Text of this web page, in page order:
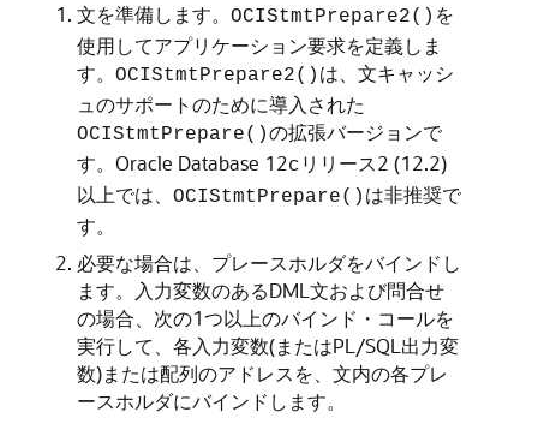
文を準備します。 OCIStmtPrepare2() を
使用してアプリケーション要求を定義しま
す。 OCIStmtPrepare2() は、文キャッシ
ュのサポートのために導入された
OCIStmtPrepare()の拡張バージョンで
す。Oracle Database 12c リリース2 (12.2)
以上では、 OCIStmtPrepare() は非推奨で
す。
必要な場合は、プレースホルダをバインドし
ます。入力変数のあるDML文および問合せ
の場合、次の1つ以上のバインド・コールを
実行して、各入力変数(またはPL/SQL出力変
数)または配列のアドレスを、文内の各プレ
ースホルダにバインドします。